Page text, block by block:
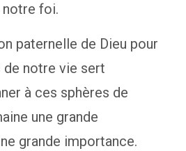
foi.
paternelle de Dieu pour
notre vie sert
à ces sphères de
une grande
grande importance.